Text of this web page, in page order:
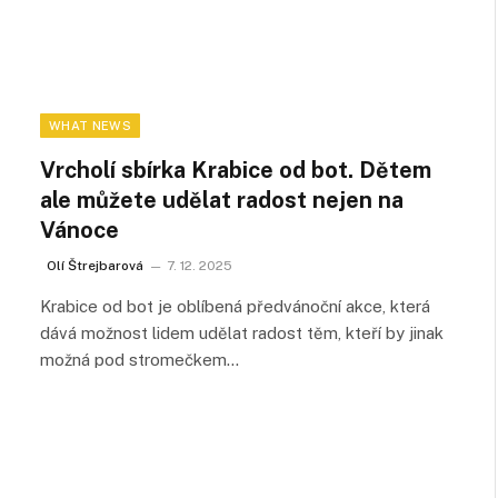
WHAT NEWS
Vrcholí sbírka Krabice od bot. Dětem
ale můžete udělat radost nejen na
Vánoce
Olí Štrejbarová 7. 12. 2025
Krabice od bot je oblíbená předvánoční akce, která
dává možnost lidem udělat radost těm, kteří by jinak
možná pod stromečkem…